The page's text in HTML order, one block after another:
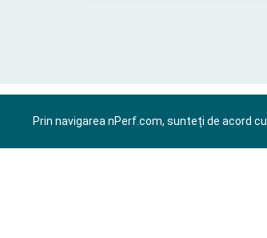
Prin navigarea nPerf.com, sunteți de acord cu